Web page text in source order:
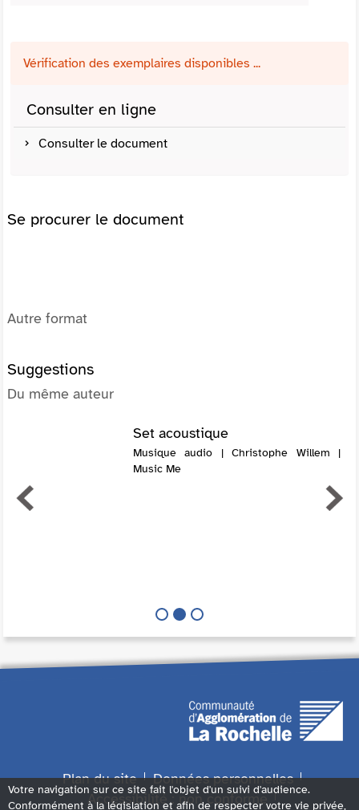
Vérification des exemplaires disponibles ...
Consulter en ligne
Consulter le document
Se procurer le document
Autre format
Suggestions
Du même auteur
Set acoustique
Musique audio | Christophe Willem |
Music Me
Plan du site
Données personnelles
Accessibilité : non conforme
Votre navigation sur ce site fait l'objet d'un suivi d'audience.
Conformément à la législation et afin de respecter votre vie privée,